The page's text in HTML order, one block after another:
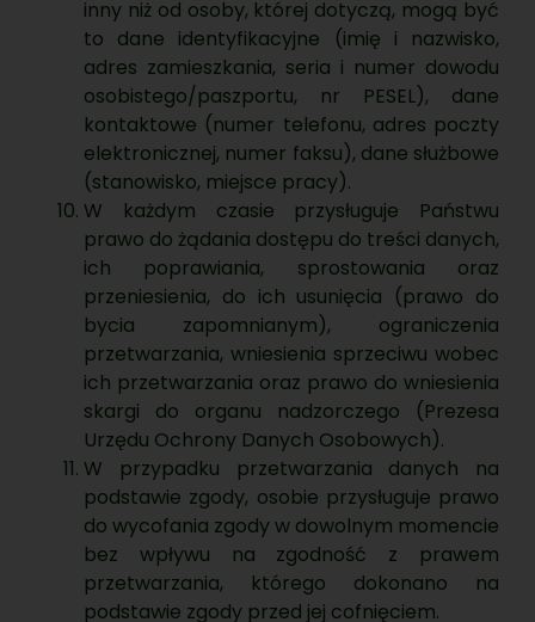
inny niż od osoby, której dotyczą, mogą być
to dane identyfikacyjne (imię i nazwisko,
adres zamieszkania, seria i numer dowodu
osobistego/paszportu, nr PESEL), dane
kontaktowe (numer telefonu, adres poczty
elektronicznej, numer faksu), dane służbowe
(stanowisko, miejsce pracy).
W każdym czasie przysługuje Państwu
prawo do żądania dostępu do treści danych,
ich poprawiania, sprostowania oraz
przeniesienia, do ich usunięcia (prawo do
bycia zapomnianym), ograniczenia
przetwarzania, wniesienia sprzeciwu wobec
ich przetwarzania oraz prawo do wniesienia
skargi do organu nadzorczego (Prezesa
Urzędu Ochrony Danych Osobowych).
W przypadku przetwarzania danych na
podstawie zgody, osobie przysługuje prawo
do wycofania zgody w dowolnym momencie
bez wpływu na zgodność z prawem
przetwarzania, którego dokonano na
podstawie zgody przed jej cofnięciem.